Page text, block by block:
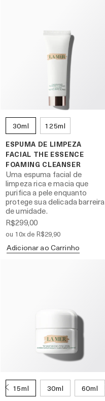
30ml 125ml
ESPUMA DE LIMPEZA
FACIAL THE ESSENCE
FOAMING CLEANSER
Uma espuma facial de
limpeza rica e macia que
purifica a pele enquanto
protege sua delicada barreira
de umidade.
R$299,00
ou 10x de R$29,90
Adicionar ao Carrinho
15ml 30ml 60ml